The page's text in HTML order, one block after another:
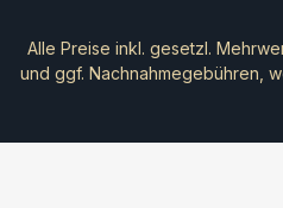
Alle Preise inkl. gesetzl.
und ggf. Nachnahmegebühren,